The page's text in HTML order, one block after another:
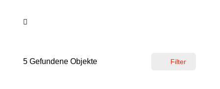
5 Gefundene Objekte Filter